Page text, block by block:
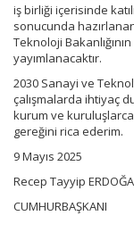
iş birliği içerisinde
sonucunda
Teknoloji
yayımlanacaktır.
2030 Sanayi ve
çalışmalarda ihtiyaç
kurum ve
gereğini rica ederim.
9 Mayıs 2025
Recep Tayyip
CUMHURBAŞKANI